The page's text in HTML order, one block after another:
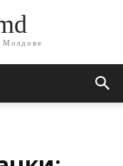
Молдове